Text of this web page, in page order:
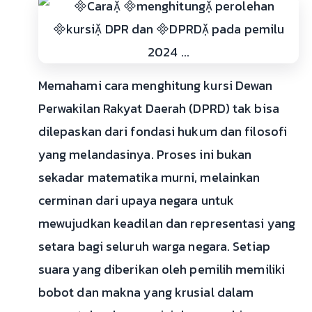
Memahami cara menghitung kursi Dewan
Perwakilan Rakyat Daerah (DPRD) tak bisa
dilepaskan dari fondasi hukum dan filosofi
yang melandasinya. Proses ini bukan
sekadar matematika murni, melainkan
cerminan dari upaya negara untuk
mewujudkan keadilan dan representasi yang
setara bagi seluruh warga negara. Setiap
suara yang diberikan oleh pemilih memiliki
bobot dan makna yang krusial dalam